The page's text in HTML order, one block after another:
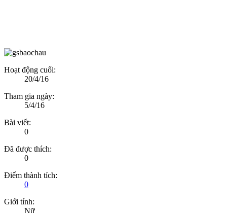
Hoạt động cuối:
20/4/16
Tham gia ngày:
5/4/16
Bài viết:
0
Đã được thích:
0
Điểm thành tích:
0
Giới tính:
Nữ